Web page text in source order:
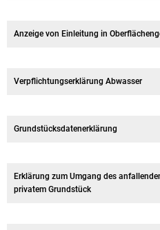
Anzeige von Einleitung in
Verpflichtungserklärung Abwasser
Grundstücksdatenerklärung
Erklärung zum Umgang des
privatem Grundstück